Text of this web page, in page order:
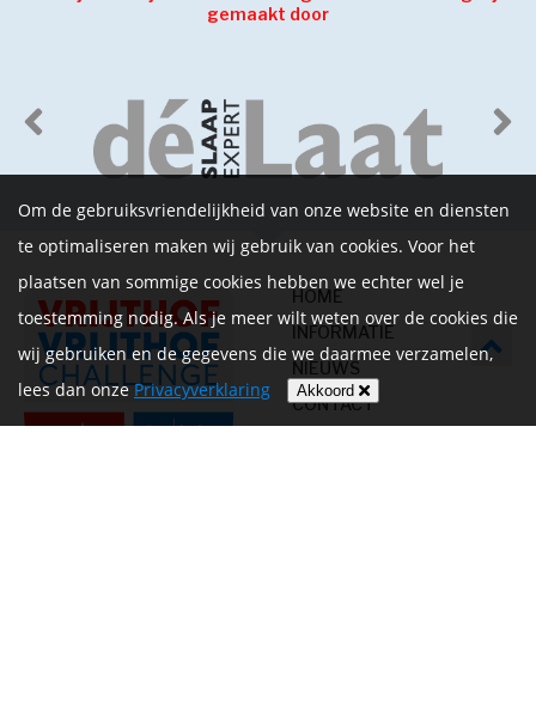
gemaakt door
HOME
INFORMATIE
NIEUWS
CONTACT
Om de gebruiksvriendelijkheid van onze website en diensten
te optimaliseren maken wij gebruik van cookies. Voor het
plaatsen van sommige cookies hebben we echter wel je
toestemming nodig. Als je meer wilt weten over de cookies die
wij gebruiken en de gegevens die we daarmee verzamelen,
lees dan onzePrivacyverklaring Akkoord